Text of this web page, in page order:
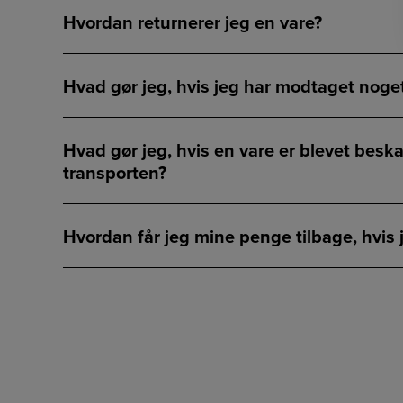
Hvordan returnerer jeg en vare?
Hvad gør jeg, hvis jeg har modtaget
Hvad gør jeg, hvis en vare er blevet
transporten?
Hvordan får jeg mine penge tilbage, hvis